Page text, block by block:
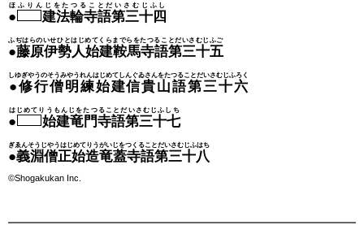
● 建法輪寺語第三十四
ほふりんじをたつることだいさむじふし
●藤原伊勢人始建鞍馬寺語第三十五
ふぢはらのいせひとはじめてくらまでらをたつることだいさむじふご
●修行僧明練始建信貴山語第三十六
しゆぎやうのそうみやうれんはじめてしんぐゐさんをたつることだいさむじふろく
● 始建竜門寺語第三十七
はじめてりうもんじをたつることだいさむじふしち
●義淵僧正始造竜蓋寺語第三十八
ぎゑんそうじやうはじめてりうがいじをつくることだいさむじふはち
©Shogakukan Inc.